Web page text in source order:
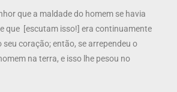
que a maldade do homem se havia
que [escutam isso!] era continuamente
coração; então, se arrependeu o
na terra, e isso lhe pesou no